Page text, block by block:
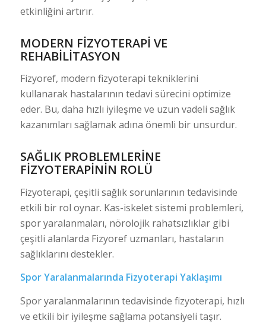
etkinliğini artırır.
MODERN FIZYOTERAPI VE
REHABILITASYON
Fizyoref, modern fizyoterapi tekniklerini
kullanarak hastalarının tedavi sürecini optimize
eder. Bu, daha hızlı iyileşme ve uzun vadeli sağlık
kazanımları sağlamak adına önemli bir unsurdur.
SAĞLIK PROBLEMLERINE
FIZYOTERAPININ ROLÜ
Fizyoterapi, çeşitli sağlık sorunlarının tedavisinde
etkili bir rol oynar. Kas-iskelet sistemi problemleri,
spor yaralanmaları, nörolojik rahatsızlıklar gibi
çeşitli alanlarda Fizyoref uzmanları, hastaların
sağlıklarını destekler.
Spor Yaralanmalarında Fizyoterapi Yaklaşımı
Spor yaralanmalarının tedavisinde fizyoterapi, hızlı
ve etkili bir iyileşme sağlama potansiyeli taşır.